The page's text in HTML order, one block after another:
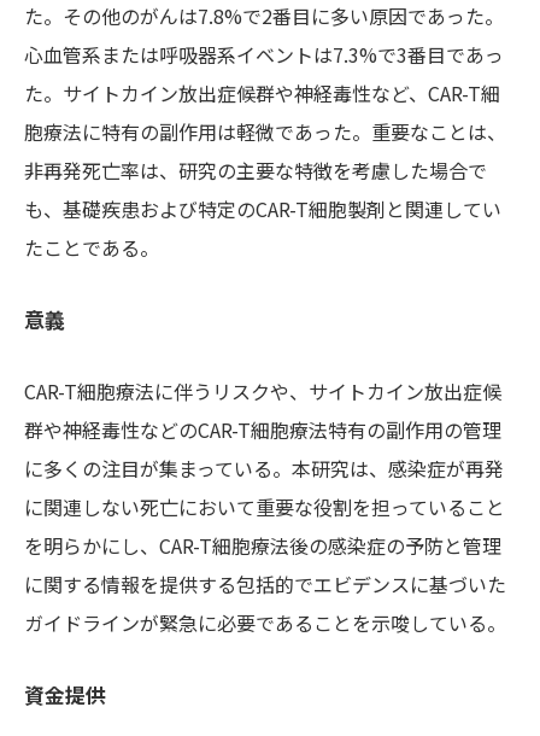
た。その他のがんは7.8%で2番目に多い原因であった。
心血管系または呼吸器系イベントは7.3%で3番目であっ
た。サイトカイン放出症候群や神経毒性など、CAR-T細
胞療法に特有の副作用は軽微であった。重要なことは、
非再発死亡率は、研究の主要な特徴を考慮した場合で
も、基礎疾患および特定のCAR-T細胞製剤と関連してい
たことである。
意義
CAR-T細胞療法に伴うリスクや、サイトカイン放出症候
群や神経毒性などのCAR-T細胞療法特有の副作用の管理
に多くの注目が集まっている。本研究は、感染症が再発
に関連しない死亡において重要な役割を担っていること
を明らかにし、CAR-T細胞療法後の感染症の予防と管理
に関する情報を提供する包括的でエビデンスに基づいた
ガイドラインが緊急に必要であることを示唆している。
資金提供